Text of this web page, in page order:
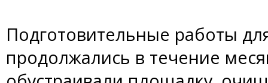
Подготовительные работы
продолжались в течение